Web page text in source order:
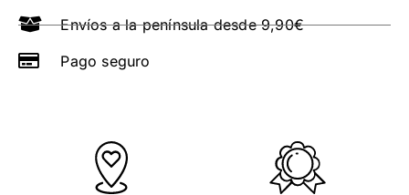
Envíos a la península desde 9,90€
Pago seguro